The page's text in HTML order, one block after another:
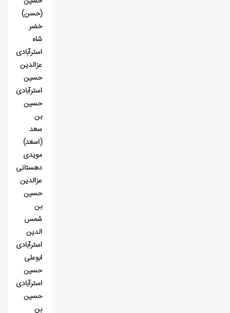
(حسن)
خضر
شاه
استرآبادی
عزالدین
حسین
استرآبادی
حسين
بن
سعد
(اسعد)
مويدی
دهستانی
عزالدين
حسين
بن
شمس
⁮الدين
استرآبادی
ابوعلی
حسين
استرآبادی
حسین
بن